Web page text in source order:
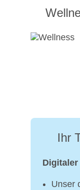
Ihr
Digitaler
Unser